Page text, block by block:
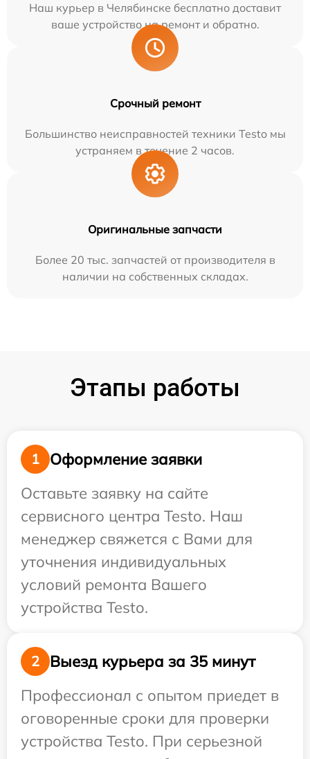
Наш курьер в Челябинске бесплатно доставит
ваше устройство на ремонт и обратно.
Срочный ремонт
Большинство неисправностей техники Testo мы
устраняем в течение 2 часов.
Оригинальные запчасти
Более 20 тыс. запчастей от производителя в
наличии на собственных складах.
Этапы работы
1
Оформление заявки
Оставьте заявку на сайте
сервисного центра Testo. Наш
менеджер свяжется с Вами для
уточнения индивидуальных
условий ремонта Вашего
устройства Testo.
2
Выезд курьера за 35 минут
Профессионал с опытом приедет в
оговоренные сроки для проверки
устройства Testo. При серьезной